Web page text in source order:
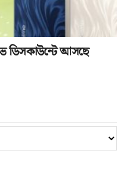
ডিসকাউন্টে আসছে